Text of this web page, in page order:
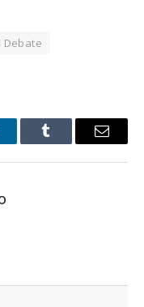
Debate
Tumblr Email